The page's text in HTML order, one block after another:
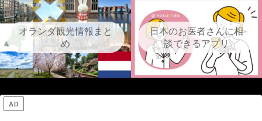
オランダ観光情報まと
め
日本のお医者さんに相
談できるアプリ
AD